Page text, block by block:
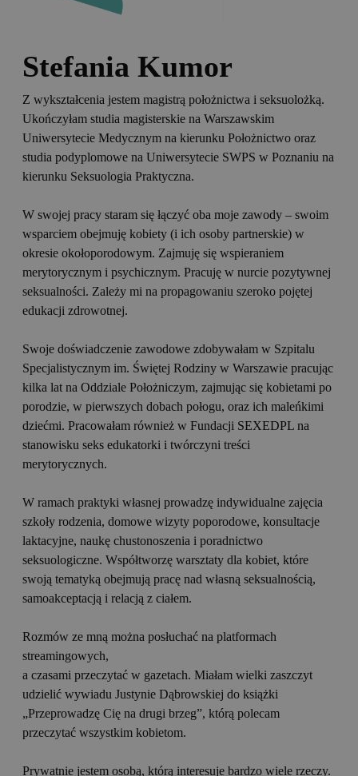
Stefania Kumor
Z wykształcenia jestem magistrą położnictwa i seksuolożką.
Ukończyłam studia magisterskie na Warszawskim
Uniwersytecie Medycznym na kierunku Położnictwo oraz
studia podyplomowe na Uniwersytecie SWPS w Poznaniu na
kierunku Seksuologia Praktyczna.
W swojej pracy staram się łączyć oba moje zawody – swoim
wsparciem obejmuję kobiety (i ich osoby partnerskie) w
okresie okołoporodowym. Zajmuję się wspieraniem
merytorycznym i psychicznym. Pracuję w nurcie pozytywnej
seksualności. Zależy mi na propagowaniu szeroko pojętej
edukacji zdrowotnej.
Swoje doświadczenie zawodowe zdobywałam w Szpitalu
Specjalistycznym im. Świętej Rodziny w Warszawie pracując
kilka lat na Oddziale Położniczym, zajmując się kobietami po
porodzie, w pierwszych dobach połogu, oraz ich maleńkimi
dziećmi. Pracowałam również w Fundacji SEXEDPL na
stanowisku seks edukatorki i twórczyni treści
merytorycznych.
W ramach praktyki własnej prowadzę indywidualne zajęcia
szkoły rodzenia, domowe wizyty poporodowe, konsultacje
laktacyjne, naukę chustonoszenia i poradnictwo
seksuologiczne. Współtworzę warsztaty dla kobiet, które
swoją tematyką obejmują pracę nad własną seksualnością,
samoakceptacją i relacją z ciałem.
Rozmów ze mną można posłuchać na platformach
streamingowych,
a czasami przeczytać w gazetach. Miałam wielki zaszczyt
udzielić wywiadu Justynie Dąbrowskiej do książki
„Przeprowadzę Cię na drugi brzeg”, którą polecam
przeczytać wszystkim kobietom.
Prywatnie jestem osobą, którą interesuje bardzo wiele rzeczy.